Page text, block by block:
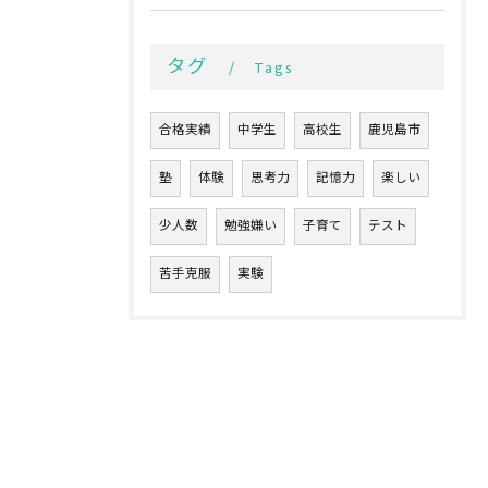
タグ Tags
合格実績 中学生 高校生 鹿児島市
塾 体験 思考力 記憶力 楽しい
少人数 勉強嫌い 子育て テスト
苦手克服 実験